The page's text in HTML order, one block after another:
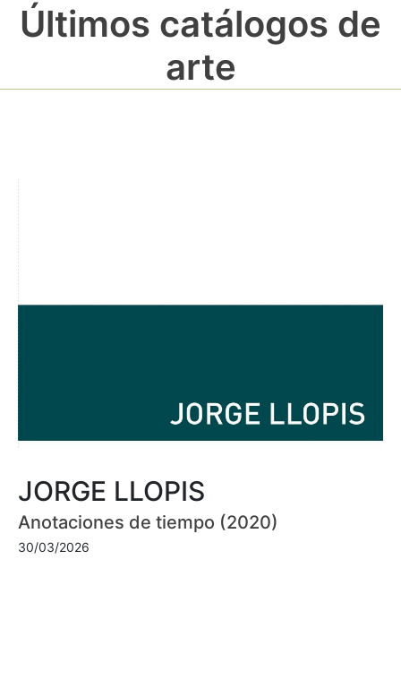
Últimos catálogos de
arte
JORGE LLOPIS
Anotaciones de tiempo (2020)
30/03/2026